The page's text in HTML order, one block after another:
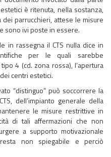
è ritenuta, nella sostanza,
parrucchieri, attese le misure
sono ivi poste in essere.
in rassegna il CTS nulla dice in
per le quali sarebbe
4 (cd. zona rossa), l’apertura
centri estetici.
“distinguo” può soccorrere la
dell’impianto generale della
le misure restrittive in
di tali affermazioni che non
a supporto motivazionale
non spiegabile e perciò